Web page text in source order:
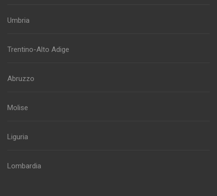
Umbria
Trentino-Alto Adige
Abruzzo
Molise
Liguria
Lombardia